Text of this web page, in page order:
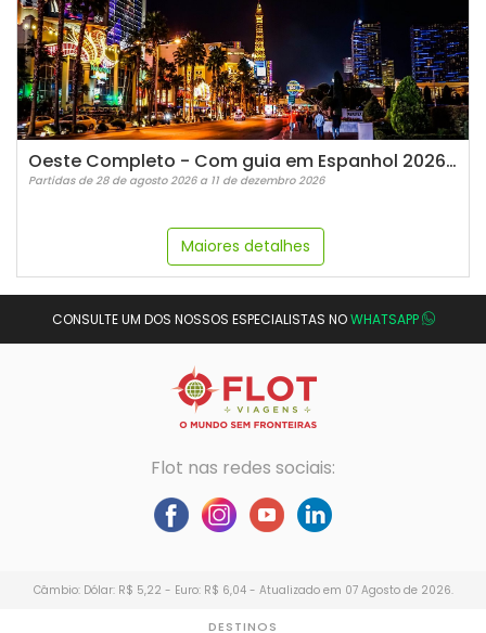
Oeste Completo - Com guia em Espanhol 2026-2027
Partidas de 28 de agosto 2026 a 11 de dezembro 2026
Maiores detalhes
CONSULTE UM DOS NOSSOS ESPECIALISTAS NOWHATSAPP
Flot nas redes sociais:
Câmbio: Dólar: R$ 5,22 - Euro: R$ 6,04 - Atualizado em 07 Agosto de 2026.
DESTINOS